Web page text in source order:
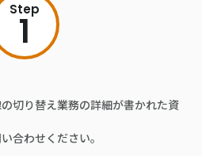
Step
1
切り替え業務の詳細が書かれた資
合わせください。